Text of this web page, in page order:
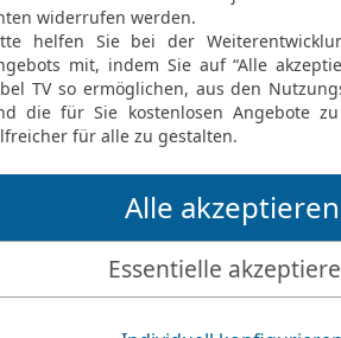
21 Ich
22 Denn
und an
23 Halte
deiner
24 Aber